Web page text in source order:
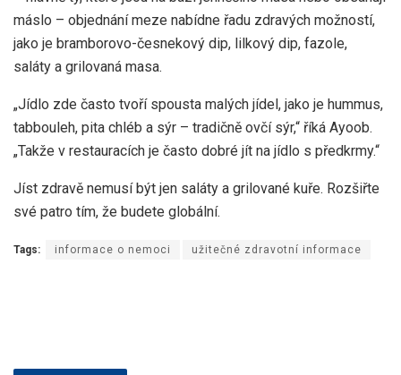
máslo – objednání meze nabídne řadu zdravých možností,
jako je bramborovo-česnekový dip, lilkový dip, fazole,
saláty a grilovaná masa.
„Jídlo zde často tvoří spousta malých jídel, jako je hummus,
tabbouleh, pita chléb a sýr – tradičně ovčí sýr,“ říká Ayoob.
„Takže v restauracích je často dobré jít na jídlo s předkrmy.“
Jíst zdravě nemusí být jen saláty a grilované kuře. Rozšiřte
své patro tím, že budete globální.
Tags: informace o nemoci užitečné zdravotní informace